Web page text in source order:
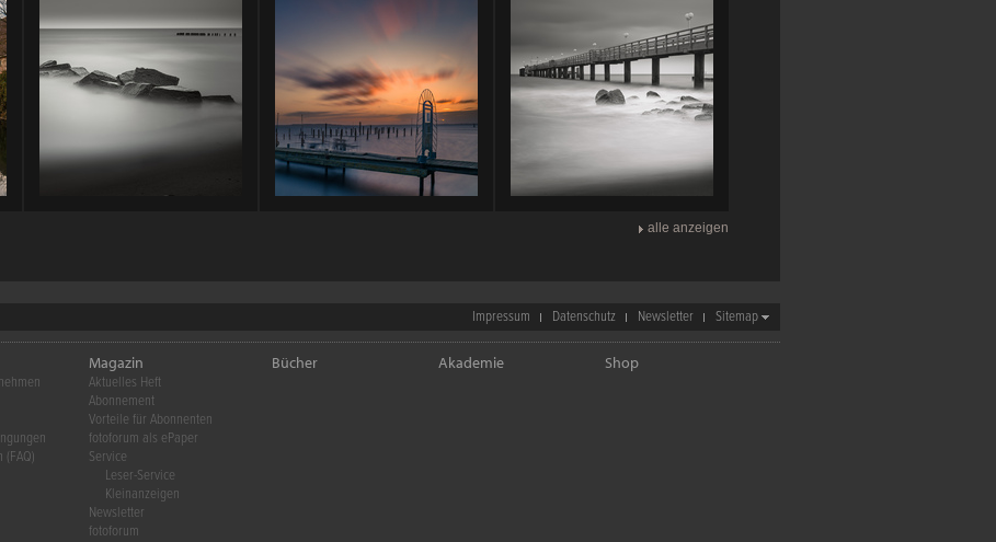
alle anzeigen
Impressum Datenschutz Newsletter Sitemap
(FAQ)
Magazin
Aktuelles Heft
Abonnement
Vorteile für Abonnenten
fotoforum als ePaper
Service
Leser-Service
Kleinanzeigen
Newsletter
fotoforum
Bücher Akademie Shop